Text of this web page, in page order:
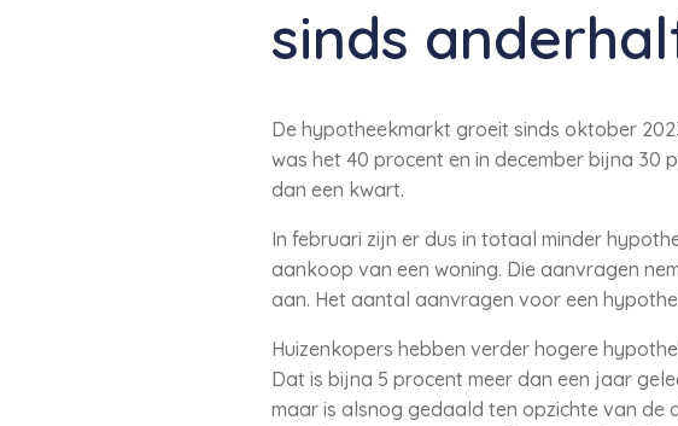
sinds
De hypotheekmarkt groeit sinds oktober
was het 40 procent en in december bijna
dan een kwart.
In februari zijn er dus in totaal minder
aankoop van een woning. Die aanvragen
aan. Het aantal aanvragen voor een
Huizenkopers hebben verder hogere
Dat is bijna 5 procent meer dan een jaar
maar is alsnog gedaald ten opzichte van